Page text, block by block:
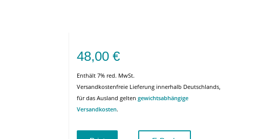
48,00 €
Enthält 7% red. MwSt.
Versandkostenfreie Lieferung innerhalb Deutschlands,
für das Ausland gelten gewichtsabhängige
Versandkosten.